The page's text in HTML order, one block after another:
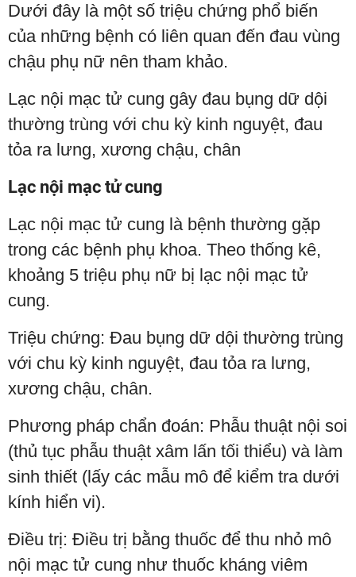
Dưới đây là một số triệu chứng phổ biến
của những bệnh có liên quan đến đau vùng
chậu phụ nữ nên tham khảo.
Lạc nội mạc tử cung gây đau bụng dữ dội
thường trùng với chu kỳ kinh nguyệt, đau
tỏa ra lưng, xương chậu, chân
Lạc nội mạc tử cung
Lạc nội mạc tử cung là bệnh thường gặp
trong các bệnh phụ khoa. Theo thống kê,
khoảng 5 triệu phụ nữ bị lạc nội mạc tử
cung.
Triệu chứng: Đau bụng dữ dội thường trùng
với chu kỳ kinh nguyệt, đau tỏa ra lưng,
xương chậu, chân.
Phương pháp chẩn đoán: Phẫu thuật nội soi
(thủ tục phẫu thuật xâm lấn tối thiểu) và làm
sinh thiết (lấy các mẫu mô để kiểm tra dưới
kính hiển vi).
Điều trị: Điều trị bằng thuốc để thu nhỏ mô
nội mạc tử cung như thuốc kháng viêm